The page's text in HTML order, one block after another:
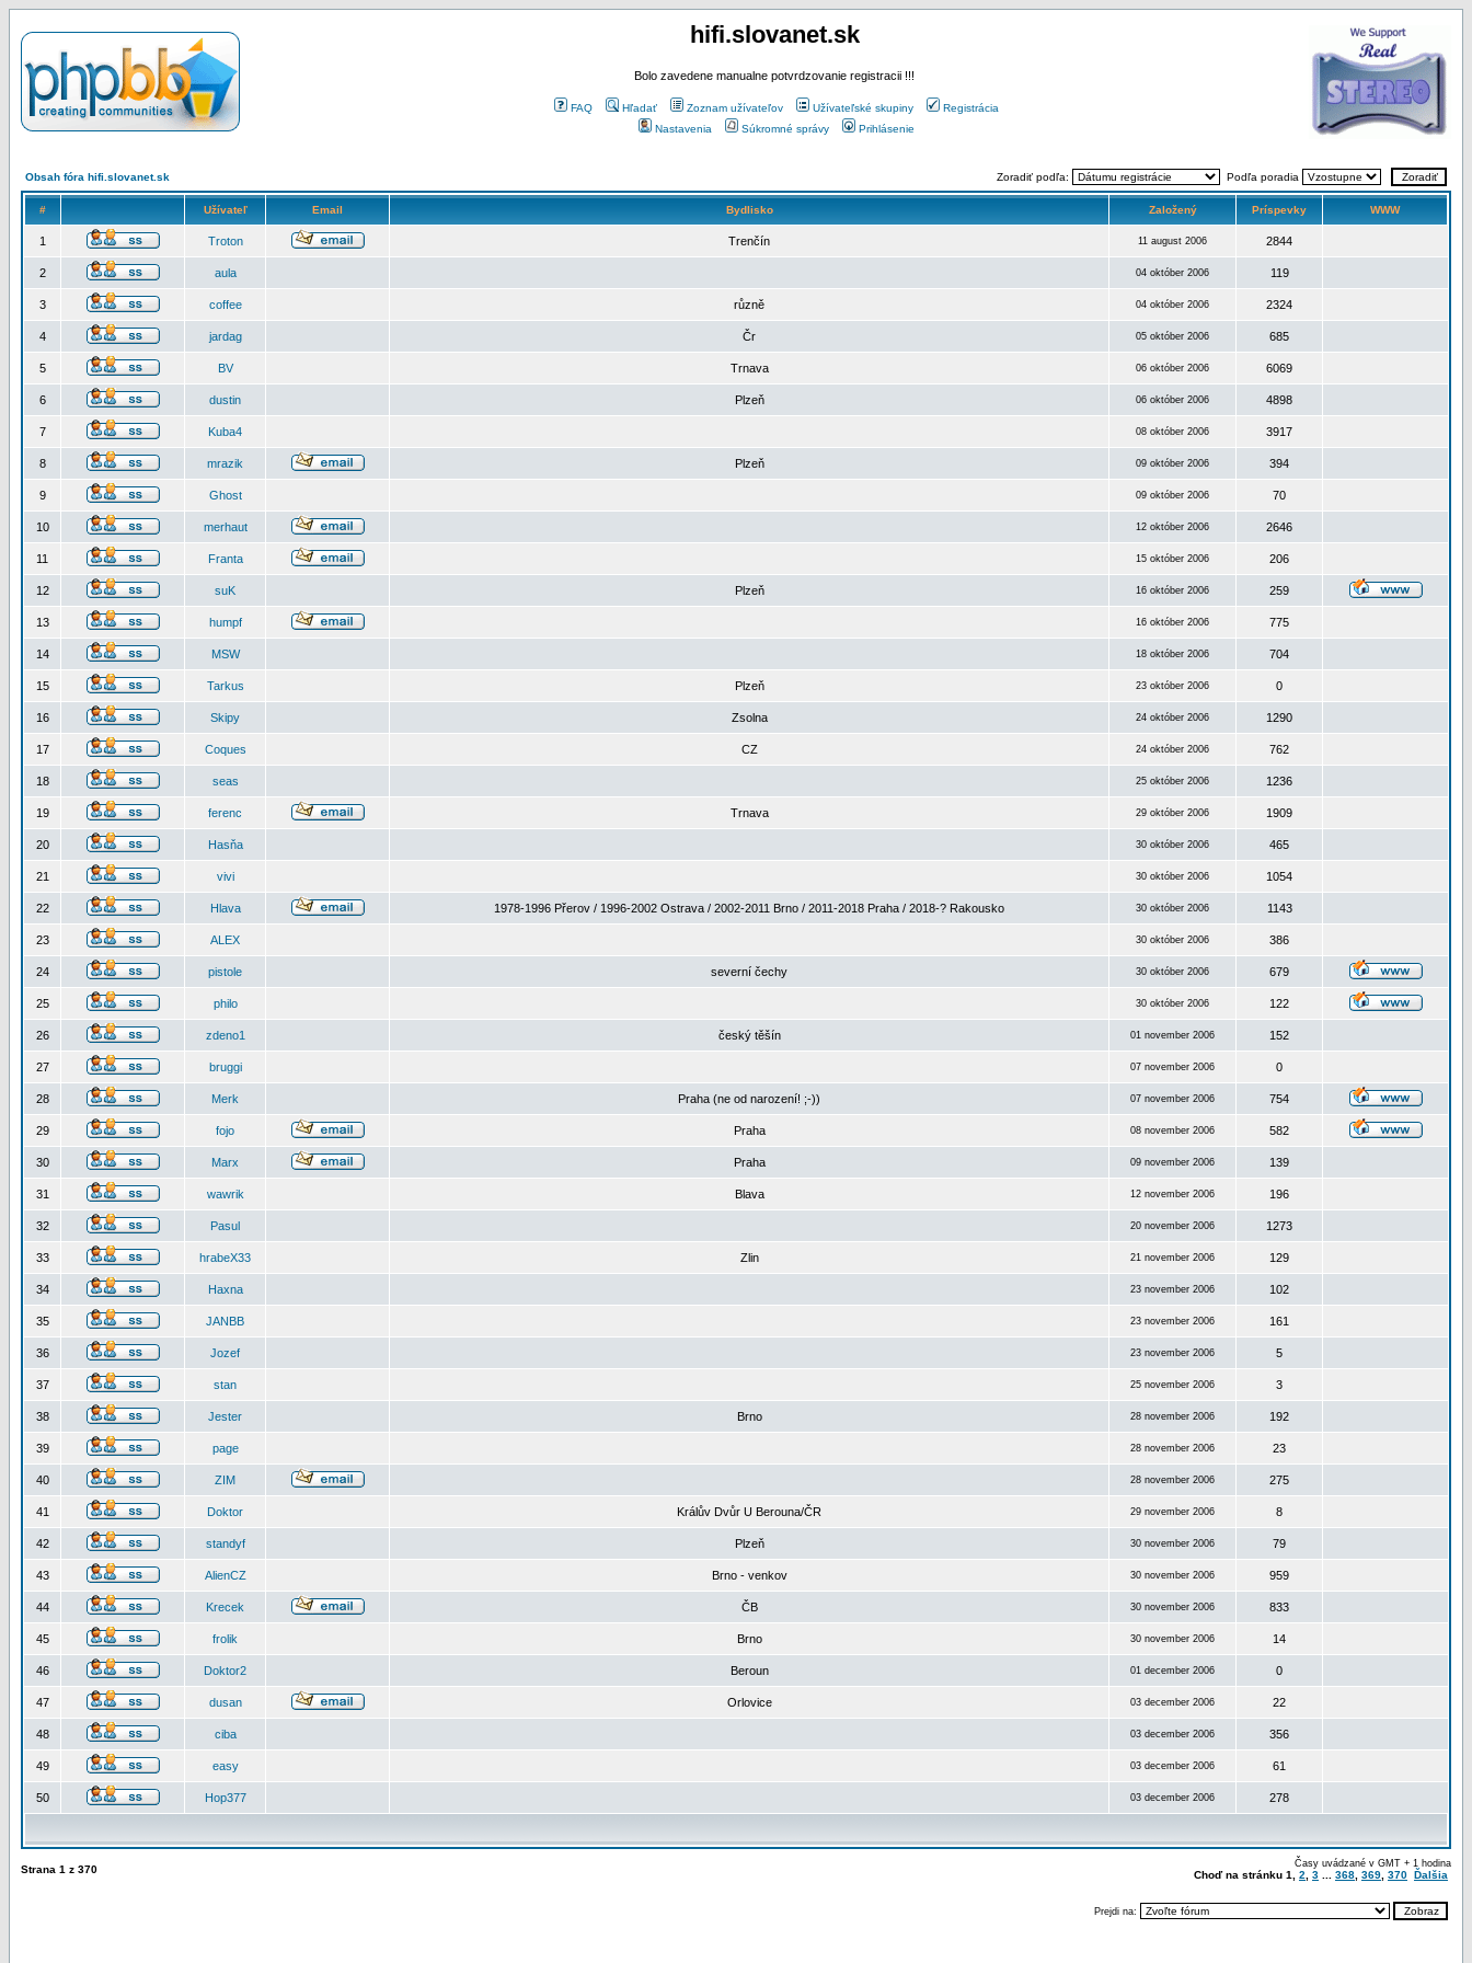
hifi.slovanet.sk
Bolo zavedene manualne potvrdzovanie registracii !!!
FAQ Hľadať Zoznam užívateľov Užívateľské skupiny
Registrácia
Nastavenia
Súkromné správy Prihlásenie
Obsah fóra hifi.slovanet.sk Zoradiť podľa: Podľa poradia
# Užívateľ Email Bydlisko Založený Príspevky WWW
1 Troton Trenčín 11 august 2006 2844
2 aula 04 október 2006 119
3 coffee různě 04 október 2006 2324
4 jardag Čr 05 október 2006 685
5 BV Trnava 06 október 2006 6069
6 dustin Plzeň 06 október 2006 4898
7 Kuba4 08 október 2006 3917
8 mrazik Plzeň 09 október 2006 394
9 Ghost 09 október 2006 70
10 merhaut 12 október 2006 2646
11 Franta 15 október 2006 206
12 suK Plzeň 16 október 2006 259
13 humpf 16 október 2006 775
14 MSW 18 október 2006 704
15 Tarkus Plzeň 23 október 2006 0
16 Skipy Zsolna 24 október 2006 1290
17 Coques CZ 24 október 2006 762
18 seas 25 október 2006 1236
19 ferenc Trnava 29 október 2006 1909
20 Hasňa 30 október 2006 465
21 vivi 30 október 2006 1054
22 Hlava 1978-1996 Přerov / 1996-2002 Ostrava / 2002-2011 Brno / 2011-2018 Praha / 2018-? Rakousko 30 október 2006 1143
23 ALEX 30 október 2006 386
24 pistole severní čechy 30 október 2006 679
25 philo 30 október 2006 122
26 zdeno1 český těšín 01 november 2006 152
27 bruggi 07 november 2006 0
28 Merk Praha (ne od narození! ;-)) 07 november 2006 754
29 fojo Praha 08 november 2006 582
30 Marx Praha 09 november 2006 139
31 wawrik Blava 12 november 2006 196
32 Pasul 20 november 2006 1273
33 hrabeX33 Zlin 21 november 2006 129
34 Haxna 23 november 2006 102
35 JANBB 23 november 2006 161
36 Jozef 23 november 2006 5
37 stan 25 november 2006 3
38 Jester Brno 28 november 2006 192
39 page 28 november 2006 23
40 ZIM 28 november 2006 275
41 Doktor Králův Dvůr U Berouna/ČR 29 november 2006 8
42 standyf Plzeň 30 november 2006 79
43 AlienCZ Brno - venkov 30 november 2006 959
44 Krecek ČB 30 november 2006 833
45 frolik Brno 30 november 2006 14
46 Doktor2 Beroun 01 december 2006 0
47 dusan Orlovice 03 december 2006 22
48 ciba 03 december 2006 356
49 easy 03 december 2006 61
50 Hop377 03 december 2006 278
Strana 1 z 370 Časy uvádzané v GMT + 1 hodina
Choď na stránku 1 2 3 368 369 370 Ďalšia
Prejdi na: